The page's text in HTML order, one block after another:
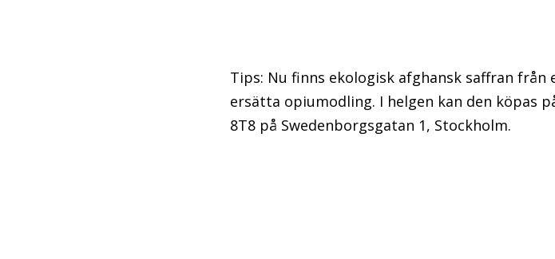
Tips: Nu finns ekologisk afghansk saffran
ersätta opiumodling. I helgen kan den köpas
8T8 på Swedenborgsgatan 1, Stockholm.